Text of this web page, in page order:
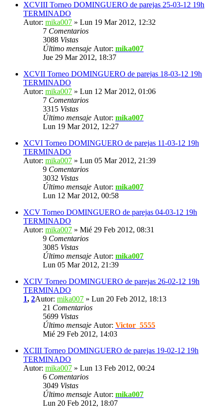
XCVIII Torneo DOMINGUERO de parejas 25-03-12 19h
TERMINADO
Autor: mika007 » Lun 19 Mar 2012, 12:32
7 Comentarios
3088 Vistas
Último mensaje Autor: mika007
Jue 29 Mar 2012, 18:37
XCVII Torneo DOMINGUERO de parejas 18-03-12 19h
TERMINADO
Autor: mika007 » Lun 12 Mar 2012, 01:06
7 Comentarios
3315 Vistas
Último mensaje Autor: mika007
Lun 19 Mar 2012, 12:27
XCVI Torneo DOMINGUERO de parejas 11-03-12 19h
TERMINADO
Autor: mika007 » Lun 05 Mar 2012, 21:39
9 Comentarios
3032 Vistas
Último mensaje Autor: mika007
Lun 12 Mar 2012, 00:58
XCV Torneo DOMINGUERO de parejas 04-03-12 19h
TERMINADO
Autor: mika007 » Mié 29 Feb 2012, 08:31
9 Comentarios
3085 Vistas
Último mensaje Autor: mika007
Lun 05 Mar 2012, 21:39
XCIV Torneo DOMINGUERO de parejas 26-02-12 19h
TERMINADO
1, 2Autor: mika007 » Lun 20 Feb 2012, 18:13
21 Comentarios
5699 Vistas
Último mensaje Autor: Victor_5555
Mié 29 Feb 2012, 14:03
XCIII Torneo DOMINGUERO de parejas 19-02-12 19h
TERMINADO
Autor: mika007 » Lun 13 Feb 2012, 00:24
6 Comentarios
3049 Vistas
Último mensaje Autor: mika007
Lun 20 Feb 2012, 18:07